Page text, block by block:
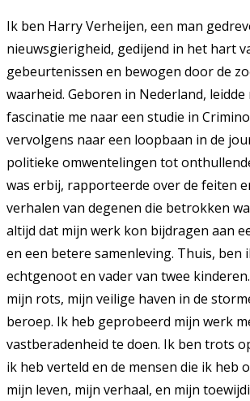
Ik ben Harry Verheijen, een man
nieuwsgierigheid, gedijend in het hart
gebeurtenissen en bewogen door de
waarheid. Geboren in Nederland,
fascinatie me naar een studie in
vervolgens naar een loopbaan in de
politieke omwentelingen tot
was erbij, rapporteerde over de feiten
verhalen van degenen die betrokken
altijd dat mijn werk kon bijdragen aan
en een betere samenleving. Thuis, ben
echtgenoot en vader van twee
mijn rots, mijn veilige haven in de
beroep. Ik heb geprobeerd mijn werk
vastberadenheid te doen. Ik ben trots
ik heb verteld en de mensen die ik heb
mijn leven, mijn verhaal, en mijn